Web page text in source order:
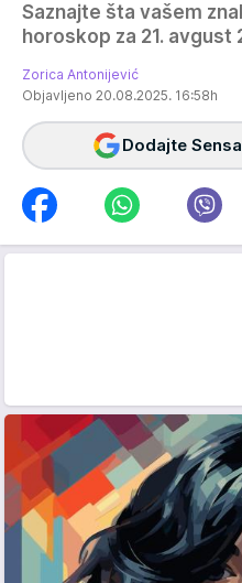
Saznajte šta vašem
horoskop za 21. avgust
Zorica Antonijević
Objavljeno 20.08.2025. 16:58h
Dodajte